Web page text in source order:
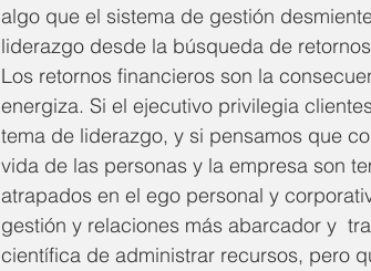
algo que el sistema de gestión
liderazgo desde la búsqueda de
Los retornos financieros son la
energiza. Si el ejecutivo privilegia
tema de liderazgo, y si pensamos que
vida de las personas y la empresa son
atrapados en el ego personal y
gestión y relaciones más abarcador y
científica de administrar recursos, pero